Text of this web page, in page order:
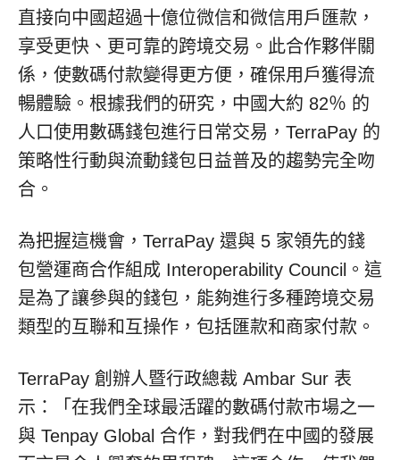
直接向中國超過十億位微信和微信用戶匯款，
享受更快、更可靠的跨境交易。此合作夥伴關
係，使數碼付款變得更方便，確保用戶獲得流
暢體驗。根據我們的研究，中國大約 82％ 的
人口使用數碼錢包進行日常交易，TerraPay 的
策略性行動與流動錢包日益普及的趨勢完全吻
合。
為把握這機會，TerraPay 還與 5 家領先的錢
包營運商合作組成 Interoperability Council。這
是為了讓參與的錢包，能夠進行多種跨境交易
類型的互聯和互操作，包括匯款和商家付款。
TerraPay 創辦人暨行政總裁 Ambar Sur 表
示：「在我們全球最活躍的數碼付款市場之一
與 Tenpay Global 合作，對我們在中國的發展